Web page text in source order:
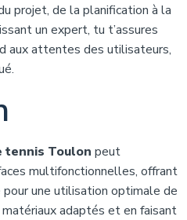
projet, de la planification à la
un expert, tu t’assures
aux attentes des utilisateurs,
tennis Toulon peut
multifonctionnelles, offrant
pour une utilisation optimale de
adaptés et en faisant